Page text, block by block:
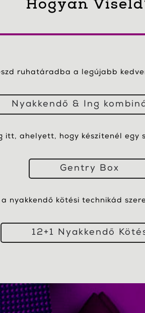
Hogyan
ruhatáradba a legújabb
Nyakkendő & Ing
itt, ahelyett, hogy készítenél
Gentry Box
a nyakkendő kötési technikád
12+1 Nyakkendő